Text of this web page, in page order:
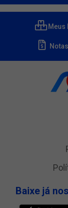
Meus
Baixe já